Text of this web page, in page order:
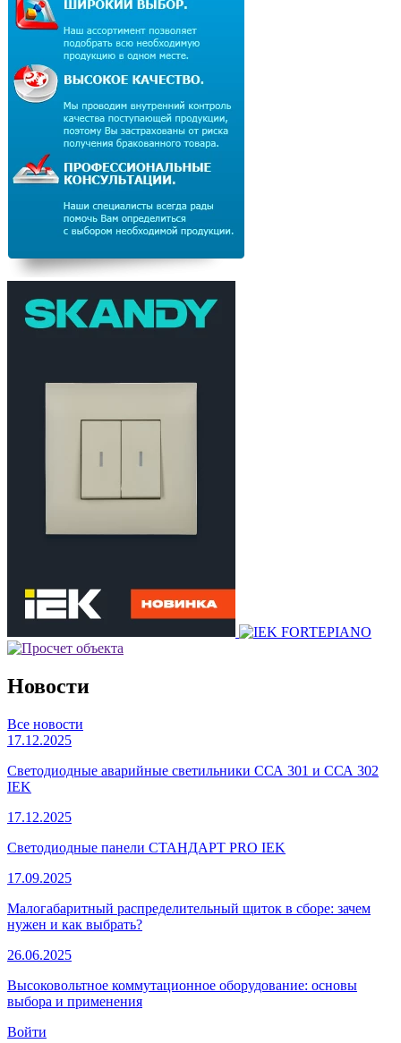
Новости
Все новости
17.12.2025
Светодиодные аварийные светильники ССА 301 и ССА 302
IEK
17.12.2025
Светодиодные панели СТАНДАРТ PRO IEK
17.09.2025
Малогабаритный распределительный щиток в сборе: зачем
нужен и как выбрать?
26.06.2025
Высоковольтное коммутационное оборудование: основы
выбора и применения
Войти